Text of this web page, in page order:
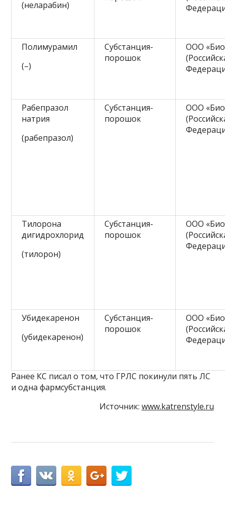
(неларабин)
Полимурамил
(–)
Субстанция-
порошок
ООО
Рабепразол
натрия
(рабепразол)
Субстанция-
порошок
ООО
Тилорона
дигидрохлорид
(тилорон)
Субстанция-
порошок
ООО
Убидекаренон
(убидекаренон)
Субстанция-
порошок
ООО
Ранее КС писал о том, что ГРЛС покинули пять ЛС
и одна фармсубстанция.
Источник: www.katrenstyle.ru